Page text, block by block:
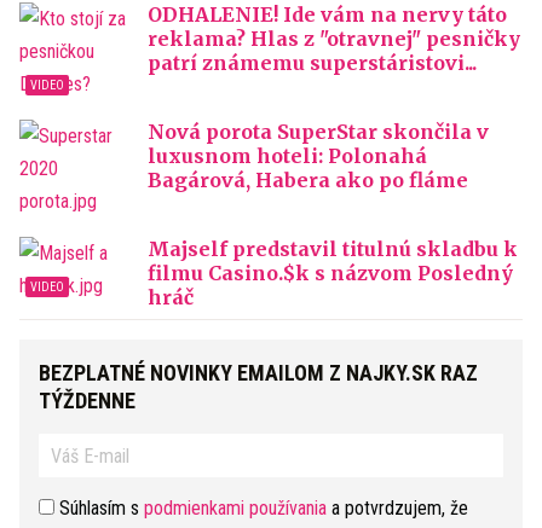
ODHALENIE! Ide vám na nervy táto
reklama? Hlas z "otravnej" pesničky
patrí známemu superstáristovi...
Nová porota SuperStar skončila v
luxusnom hoteli: Polonahá
Bagárová, Habera ako po fláme
Majself predstavil titulnú skladbu k
filmu Casino.$k s názvom Posledný
hráč
BEZPLATNÉ NOVINKY EMAILOM Z NAJKY.SK RAZ
TÝŽDENNE
Súhlasím s podmienkami používania a potvrdzujem, že